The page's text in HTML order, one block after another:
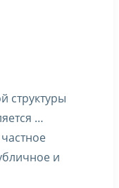
структуры
…
и